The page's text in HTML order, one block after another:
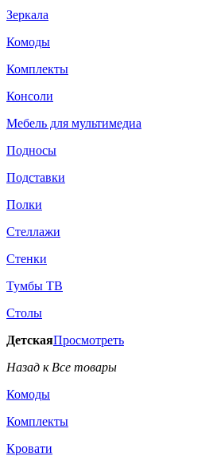
Зеркала
Комоды
Комплекты
Консоли
Мебель для мультимедиа
Подносы
Подставки
Полки
Стеллажи
Стенки
Тумбы ТВ
Столы
ДетскаяПросмотреть
Назад к Все товары
Комоды
Комплекты
Кровати